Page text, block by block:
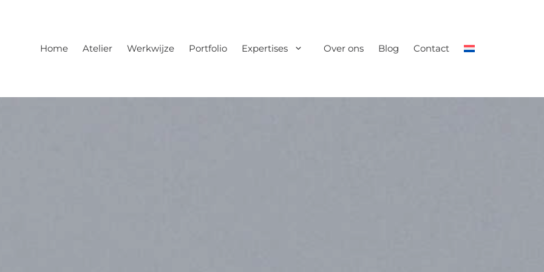
Home Atelier Werkwijze Portfolio Expertises Over ons Blog Contact